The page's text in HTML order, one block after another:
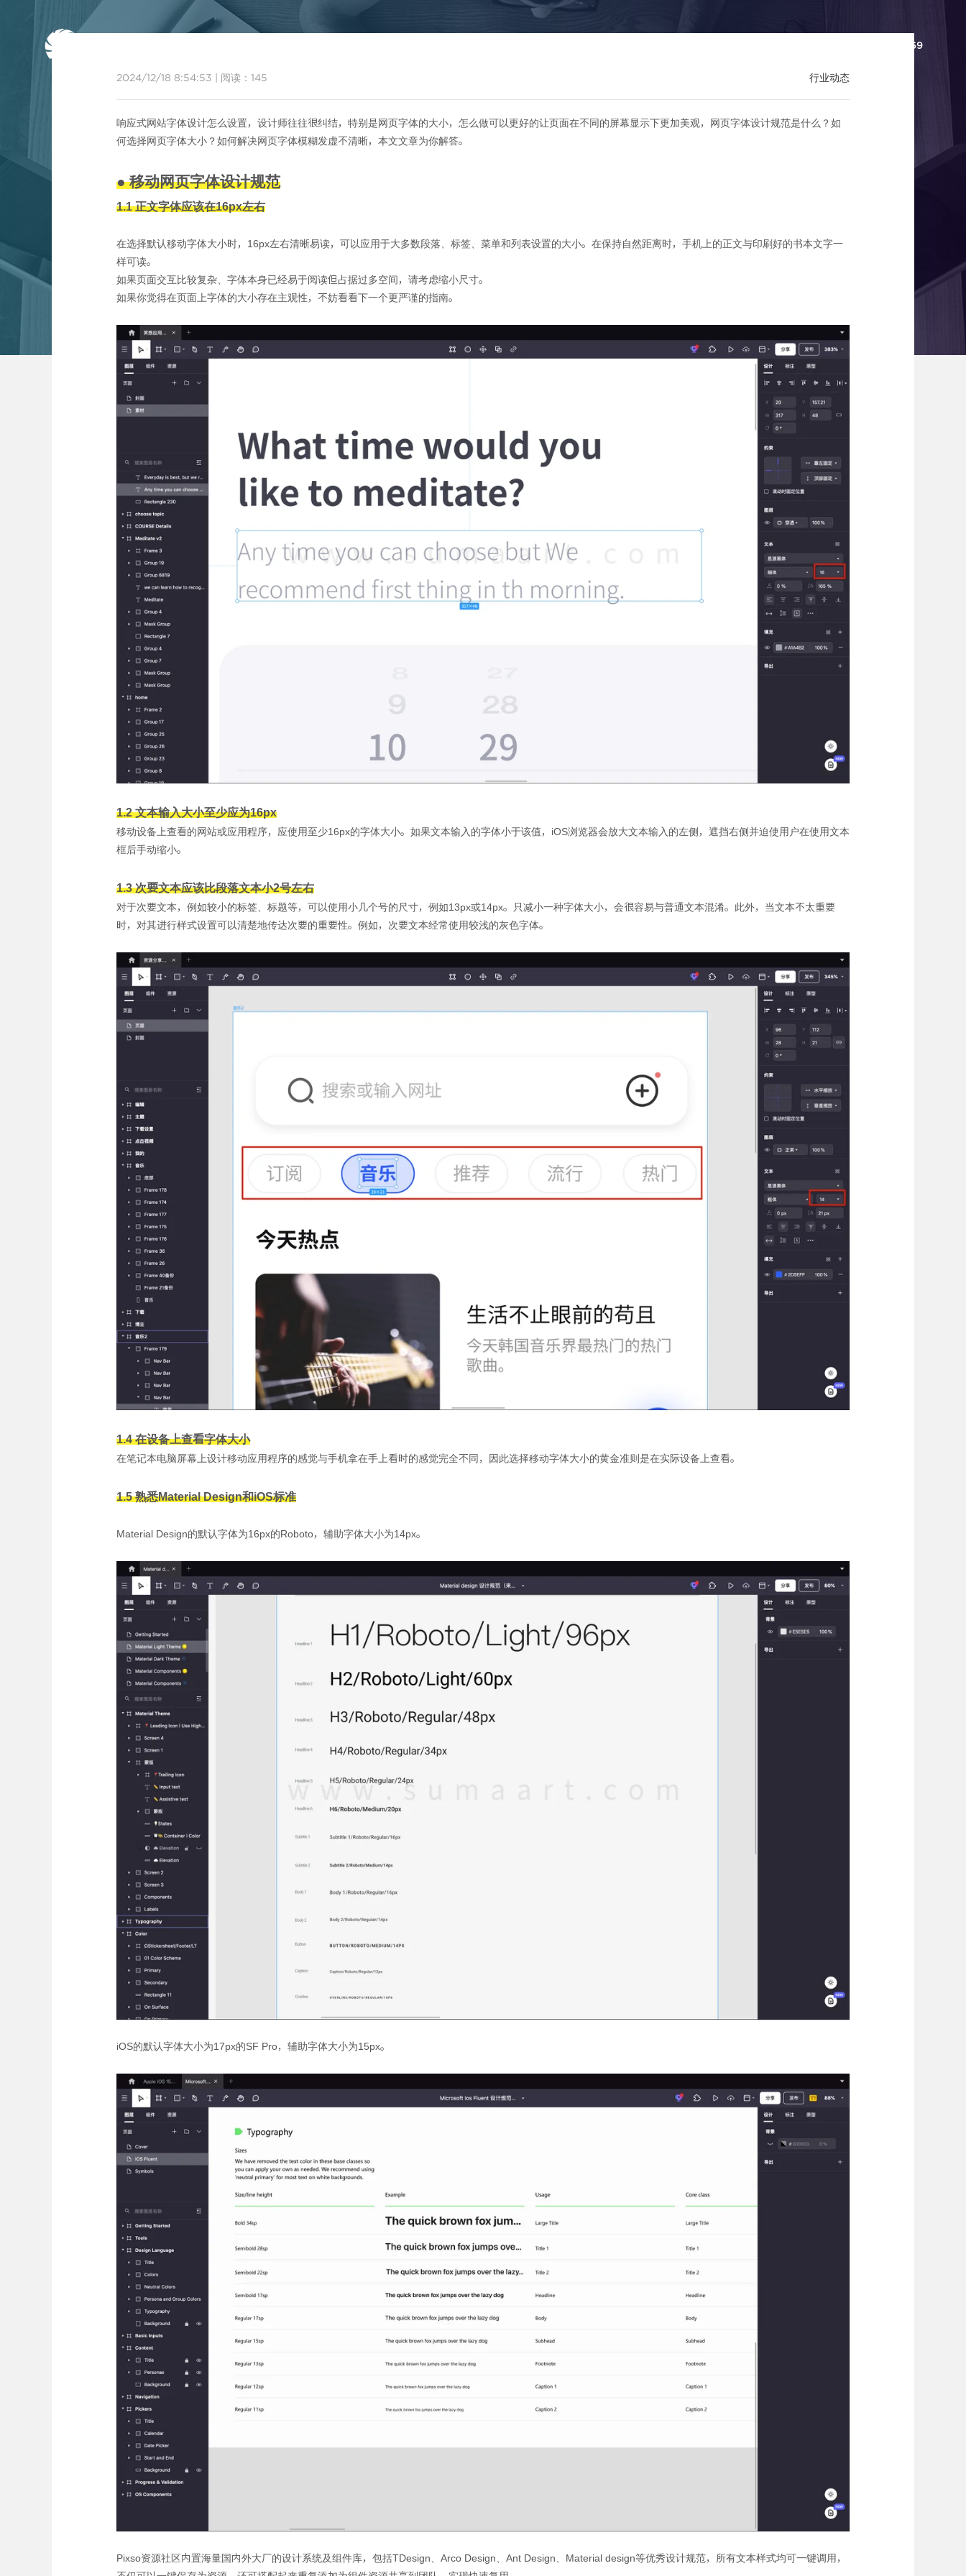
136-6297-4469
2025版高级师UI排版必备的网页字体设计规范
行业动态
2024/12/18 8:54:53 阅读： 145
响应式网站字体设计怎么设置，设计师往往很纠结，特别是网页字体的大小，怎么做可以更好的让页面在不同的屏幕显示下更加美观，网页字体设计规范是什么？如
何选择网页字体大小？如何解决网页字体模糊发虚不清晰，本文文章为你解答。
● 移动网页字体设计规范
1.1 正文字体应该在16px左右
在选择默认移动字体大小时，16px左右清晰易读，可以应用于大多数段落、标签、菜单和列表设置的大小。在保持自然距离时，手机上的正文与印刷好的书本文字一
样可读。
如果页面交互比较复杂、字体本身已经易于阅读但占据过多空间，请考虑缩小尺寸。
如果你觉得在页面上字体的大小存在主观性，不妨看看下一个更严谨的指南。
1.2 文本输入大小至少应为16px
移动设备上查看的网站或应用程序，应使用至少16px的字体大小。如果文本输入的字体小于该值，iOS浏览器会放大文本输入的左侧，遮挡右侧并迫使用户在使用文本
框后手动缩小。
1.3 次要文本应该比段落文本小2号左右
对于次要文本，例如较小的标签、标题等，可以使用小几个号的尺寸，例如13px或14px。只减小一种字体大小，会很容易与普通文本混淆。此外，当文本不太重要
时，对其进行样式设置可以清楚地传达次要的重要性。例如，次要文本经常使用较浅的灰色字体。
1.4 在设备上查看字体大小
在笔记本电脑屏幕上设计移动应用程序的感觉与手机拿在手上看时的感觉完全不同，因此选择移动字体大小的黄金准则是在实际设备上查看。
1.5 熟悉Material Design和iOS标准
Material Design的默认字体为16px的Roboto，辅助字体大小为14px。
iOS的默认字体大小为17px的SF Pro，辅助字体大小为15px。
Pixso资源社区内置海量国内外大厂的设计系统及组件库，包括TDesign、Arco Design、Ant Design、Material design等优秀设计规范，所有文本样式均可一键调用，